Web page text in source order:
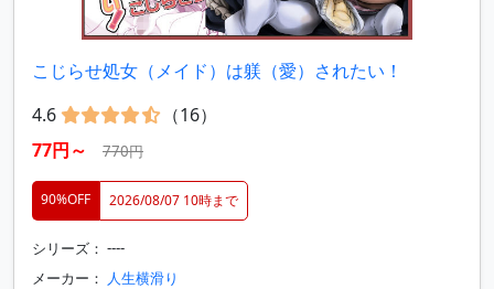
こじらせ処女（メイド）は躾（愛）されたい！
4.6
（16）
77円～
770円
90%OFF 2026/08/07 10時まで
シリーズ： ----
メーカー： 人生横滑り